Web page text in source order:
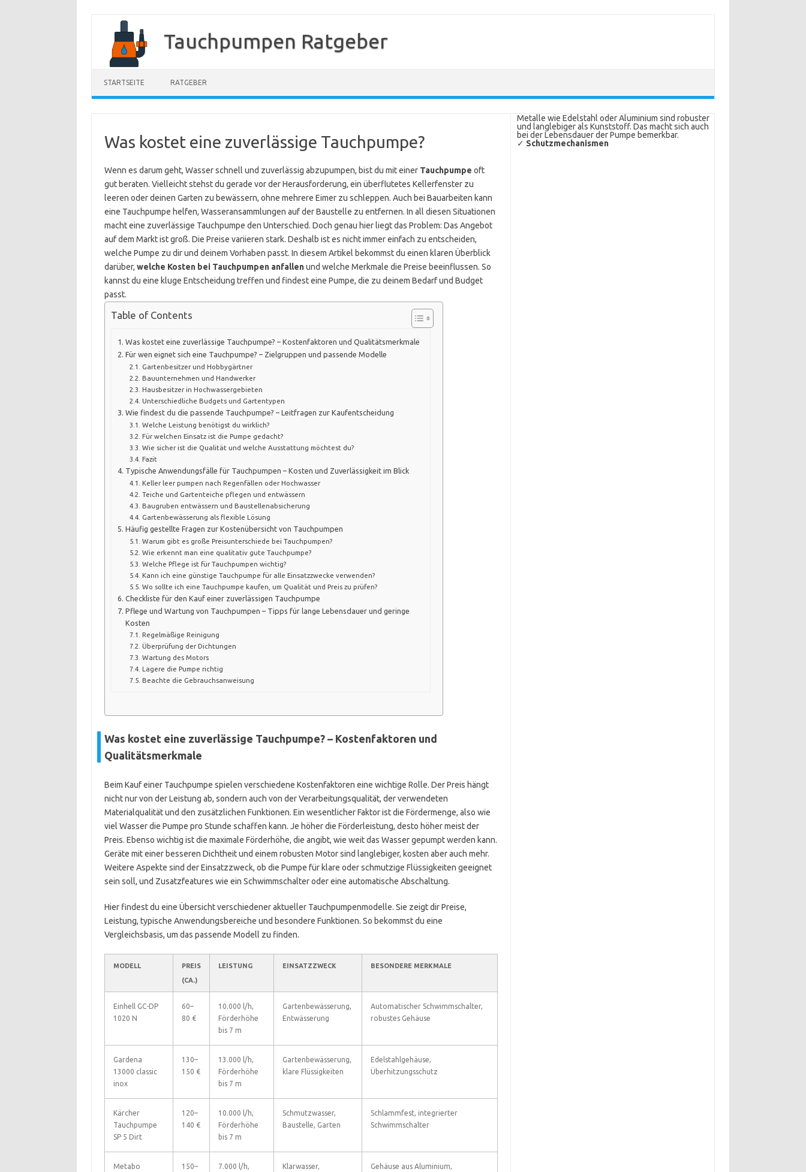
springen
Tauchpumpen Ratgeber
STARTSEITE RATGEBER
Was kostet eine zuverlässige Tauchpumpe?
Wenn es darum geht, Wasser schnell und zuverlässig abzupumpen, bist du mit einer Tauchpumpe oft
gut beraten. Vielleicht stehst du gerade vor der Herausforderung, ein überflutetes Kellerfenster zu
leeren oder deinen Garten zu bewässern, ohne mehrere Eimer zu schleppen. Auch bei Bauarbeiten kann
eine Tauchpumpe helfen, Wasseransammlungen auf der Baustelle zu entfernen. In all diesen Situationen
macht eine zuverlässige Tauchpumpe den Unterschied. Doch genau hier liegt das Problem: Das Angebot
auf dem Markt ist groß. Die Preise variieren stark. Deshalb ist es nicht immer einfach zu entscheiden,
welche Pumpe zu dir und deinem Vorhaben passt. In diesem Artikel bekommst du einen klaren Überblick
darüber, welche Kosten bei Tauchpumpen anfallenund welche Merkmale die Preise beeinflussen. So
kannst du eine kluge Entscheidung treffen und findest eine Pumpe, die zu deinem Bedarf und Budget
passt.
Table of Contents
Was kostet eine zuverlässige Tauchpumpe? – Kostenfaktoren und Qualitätsmerkmale
Für wen eignet sich eine Tauchpumpe? – Zielgruppen und passende Modelle
Gartenbesitzer und Hobbygärtner
Bauunternehmen und Handwerker
Hausbesitzer in Hochwassergebieten
Unterschiedliche Budgets und Gartentypen
Wie findest du die passende Tauchpumpe? – Leitfragen zur Kaufentscheidung
Welche Leistung benötigst du wirklich?
Für welchen Einsatz ist die Pumpe gedacht?
Wie sicher ist die Qualität und welche Ausstattung möchtest du?
Fazit
Typische Anwendungsfälle für Tauchpumpen – Kosten und Zuverlässigkeit im Blick
Keller leer pumpen nach Regenfällen oder Hochwasser
Teiche und Gartenteiche pflegen und entwässern
Baugruben entwässern und Baustellenabsicherung
Gartenbewässerung als flexible Lösung
Häufig gestellte Fragen zur Kostenübersicht von Tauchpumpen
Warum gibt es große Preisunterschiede bei Tauchpumpen?
Wie erkennt man eine qualitativ gute Tauchpumpe?
Welche Pflege ist für Tauchpumpen wichtig?
Kann ich eine günstige Tauchpumpe für alle Einsatzzwecke verwenden?
Wo sollte ich eine Tauchpumpe kaufen, um Qualität und Preis zu prüfen?
Checkliste für den Kauf einer zuverlässigen Tauchpumpe
Pflege und Wartung von Tauchpumpen – Tipps für lange Lebensdauer und geringe
Kosten
Regelmäßige Reinigung
Überprüfung der Dichtungen
Wartung des Motors
Lagere die Pumpe richtig
Beachte die Gebrauchsanweisung
Was kostet eine zuverlässige Tauchpumpe? – Kostenfaktoren und
Qualitätsmerkmale
Beim Kauf einer Tauchpumpe spielen verschiedene Kostenfaktoren eine wichtige Rolle. Der Preis hängt
nicht nur von der Leistung ab, sondern auch von der Verarbeitungsqualität, der verwendeten
Materialqualität und den zusätzlichen Funktionen. Ein wesentlicher Faktor ist die Fördermenge, also wie
viel Wasser die Pumpe pro Stunde schaffen kann. Je höher die Förderleistung, desto höher meist der
Preis. Ebenso wichtig ist die maximale Förderhöhe, die angibt, wie weit das Wasser gepumpt werden kann.
Geräte mit einer besseren Dichtheit und einem robusten Motor sind langlebiger, kosten aber auch mehr.
Weitere Aspekte sind der Einsatzzweck, ob die Pumpe für klare oder schmutzige Flüssigkeiten geeignet
sein soll, und Zusatzfeatures wie ein Schwimmschalter oder eine automatische Abschaltung.
Hier findest du eine Übersicht verschiedener aktueller Tauchpumpenmodelle. Sie zeigt dir Preise,
Leistung, typische Anwendungsbereiche und besondere Funktionen. So bekommst du eine
Vergleichsbasis, um das passende Modell zu finden.
MODELL
PREIS
(CA.)
LEISTUNG EINSATZZWECK BESONDERE MERKMALE
Einhell GC-DP
1020 N
60–
80 €
10.000 l/h,
Förderhöhe
bis 7 m
Gartenbewässerung,
Entwässerung
Automatischer Schwimmschalter,
robustes Gehäuse
Gardena
13000 classic
inox
130–
150 €
13.000 l/h,
Förderhöhe
bis 7 m
Gartenbewässerung,
klare Flüssigkeiten
Edelstahlgehäuse,
Überhitzungsschutz
Kärcher
Tauchpumpe
SP 5 Dirt
120–
140 €
10.000 l/h,
Förderhöhe
bis 7 m
Schmutzwasser,
Baustelle, Garten
Schlammfest, integrierter
Schwimmschalter
Metabo
150–
7.000 l/h,
Klarwasser,
Gehäuse aus Aluminium,
Metalle wie Edelstahl oder Aluminium sind robuster
und langlebiger als Kunststoff. Das macht sich auch
bei der Lebensdauer der Pumpe bemerkbar.
✓ Schutzmechanismen